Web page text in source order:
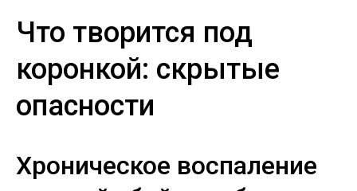
Что творится под
коронкой: скрытые
опасности
Хроническое воспаление